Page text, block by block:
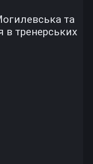
та
в тренерських